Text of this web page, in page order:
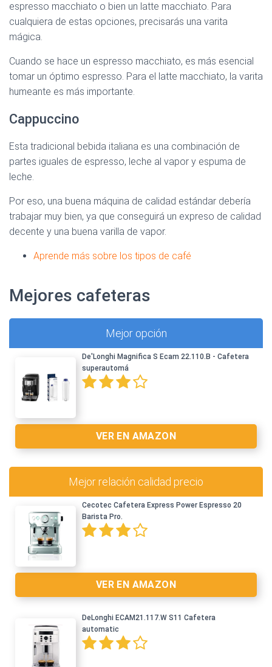
espresso macchiato o bien un latte macchiato. Para
cualquiera de estas opciones, precisarás una varita
mágica.
Cuando se hace un espresso macchiato, es más esencial
tomar un óptimo espresso. Para el latte macchiato, la varita
humeante es más importante.
Cappuccino
Esta tradicional bebida italiana es una combinación de
partes iguales de espresso, leche al vapor y espuma de
leche.
Por eso, una buena máquina de calidad estándar debería
trabajar muy bien, ya que conseguirá un expreso de calidad
decente y una buena varilla de vapor.
Aprende más sobre los tipos de café
Mejores cafeteras
Mejor opción
De'Longhi Magnifica S Ecam 22.110.B - Cafetera
superautomá
VER EN AMAZON
Mejor relación calidad precio
Cecotec Cafetera Express Power Espresso 20
Barista Pro.
VER EN AMAZON
DeLonghi ECAM21.117.W S11 Cafetera
automatic